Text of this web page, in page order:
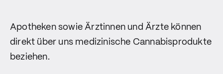
Apotheken sowie Ärztinnen und Ärzte können
direkt über uns medizinische Cannabisprodukte
beziehen.